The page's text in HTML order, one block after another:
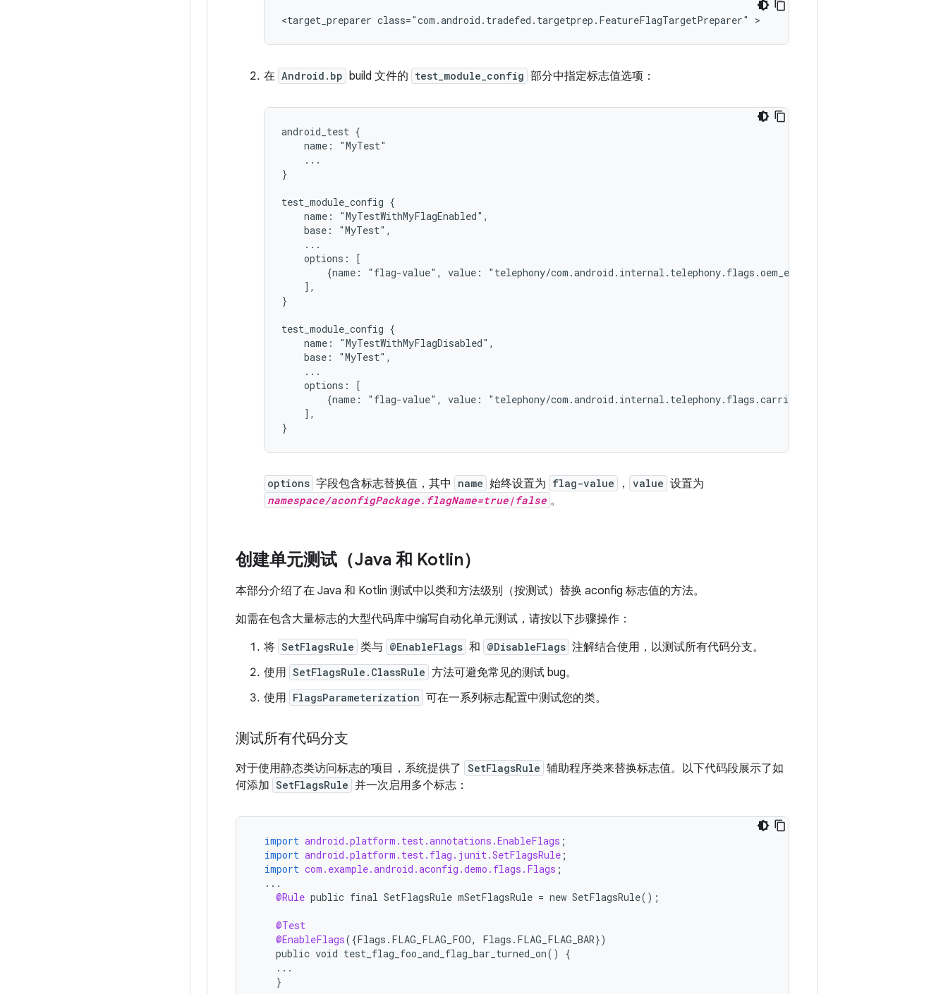
在 Android.bp build 文件的 test_module_config 部分中指定标志值选项：
android_test {
    name: "MyTest"
    ...
}
test_module_config {
    name: "MyTestWithMyFlagEnabled",
    base: "MyTest",
    ...
    options: [
{name: "flag-value", value: "telephony/
    ],
}
test_module_config {
    name: "MyTestWithMyFlagDisabled",
    base: "MyTest",
    ...
    options: [
{name: "flag-value", value: "telephony/
    ],
options 字段包含标志替换值，其中 name 始终设置为 flag-value ， value 设置为
namespace/aconfigPackage.flagName=true|false 。
创建单元测试（Java 和 Kotlin）
本部分介绍了在 Java 和 Kotlin 测试中以类和方法级别（按测试）替换 aconfig 标志值的方法。
如需在包含大量标志的大型代码库中编写自动化单元测试，请按以下步骤操作：
将 SetFlagsRule 类与 @EnableFlags 和 @DisableFlags 注解结合使用，以测试所有代码分支。
使用 SetFlagsRule.ClassRule 方法可避免常见的测试 bug。
使用 FlagsParameterization 可在一系列标志配置中测试您的类。
测试所有代码分支
对于使用静态类访问标志的项目，系统提供了 SetFlagsRule 辅助程序类来替换标志值。以下代码段展示了如
何添加 SetFlagsRule 并一次启用多个标志：
import android.platform.test.annotations.EnableFlags ;
import android.platform.test.flag.junit.SetFlagsRule ;
import com.example.android.aconfig.demo.flags.Flags ;
...
@Rule public final SetFlagsRule mSetFlagsRule = new SetFlagsRule();
@Test
@EnableFlags({Flags . FLAG_FLAG_FOO, Flags . FLAG_FLAG_BAR})
public void test_flag_foo_and_flag_bar_turned_on()
{
...
}